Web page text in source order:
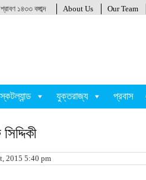
১৪৩৩ বঙ্গাব্দ About Us Our Team
স্কটল্যান্ড যুক্তরাজ্য প্রবাস
2015 5:40 pm